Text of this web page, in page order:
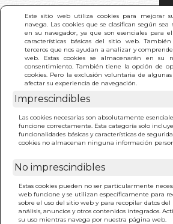
Este sitio web utiliza cookies para mejorar
navega. Las cookies que se clasifican según sea
en su navegador, ya que son esenciales para
características básicas del sitio web.
terceros que nos ayudan a analizar y
web. Estas cookies se almacenarán en su
consentimiento. También tiene la opción de
cookies. Pero la exclusión voluntaria de
afectar su experiencia de navegación.
Imprescindibles
Las cookies necesarias son absolutamente
funcione correctamente. Esta categoría solo
funcionalidades básicas y características de
cookies no almacenan ninguna información
No imprescindibles
Estas cookies pueden no ser particularmente
web funcione y se utilizan específicamente para
sobre el uso del sitio web y para recopilar datos del
análisis, anuncios y otros contenidos integrados.
su uso mientras navega por nuestra página web.
INICIO > ANGELES DE